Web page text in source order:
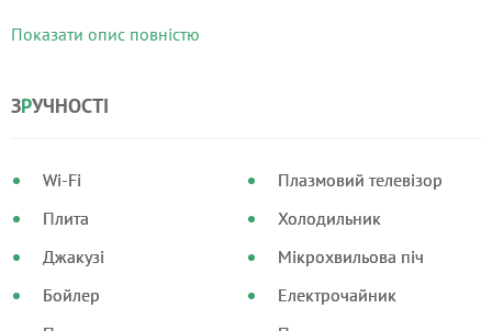
Показати опис повністю
ЗРУЧНОСТІ
Wi-Fi
Плита
Джакузі
Бойлер
Плазмовий телевізор
Холодильник
Мікрохвильова піч
Електрочайник